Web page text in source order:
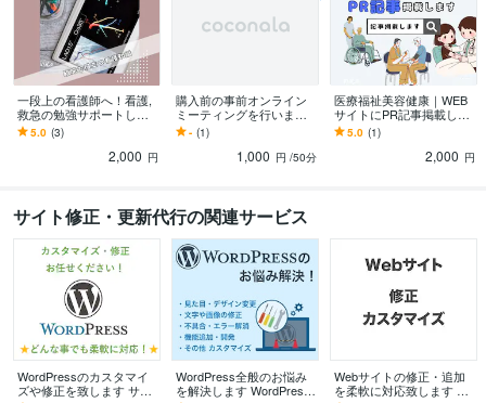
一段上の看護師へ！看護,
救急の勉強サポートしま
す 看護学生歓迎！救命講
習受講歴多数の臨床看護
5.0 (3)
2,000 円
購入前の事前オンライン
ミーティングを行います
ご購入前オンラインでの
お打ち合わせ・ご相談専
用サービスです！
- (1)
1,000 円 /50分
医療福祉美容健康｜WEB
サイトにPR記事掲載しま
す 医療従事者に積極リー
チ！記事に掲載のため効
果はずっと継続！
5.0 (1)
2,000 円
サイト修正・更新代行の関連サービス
WordPressのカスタマイ
ズや修正を致します サイ
WordPress全般のお悩み
を解決します WordPress
Webサイトの修正・追加
を柔軟に対応致します 静